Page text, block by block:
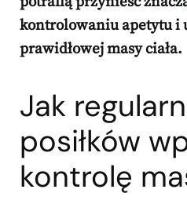
kontrolowaniu apetytu i
prawidłowej masy ciała.
Jak
posiłków
kontrolę